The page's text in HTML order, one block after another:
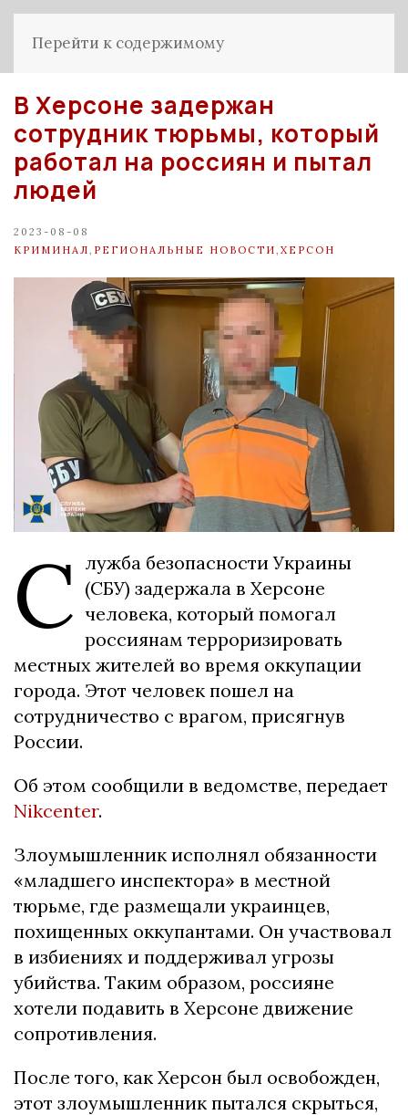
Перейти к содержимому
В Херсоне задержан
сотрудник тюрьмы, который
работал на россиян и пытал
людей
2023-08-08
КРИМИНАЛ РЕГИОНАЛЬНЫЕ НОВОСТИ ХЕРСОН
С лужба безопасности Украины
(СБУ) задержала в Херсоне
человека, который помогал
россиянам терроризировать
местных жителей во время оккупации
города. Этот человек пошел на
сотрудничество с врагом, присягнув
России.
Об этом сообщили в ведомстве, передает
Nikcenter.
Злоумышленник исполнял обязанности
«младшего инспектора» в местной
тюрьме, где размещали украинцев,
похищенных оккупантами. Он участвовал
в избиениях и поддерживал угрозы
убийства. Таким образом, россияне
хотели подавить в Херсоне движение
сопротивления.
После того, как Херсон был освобожден,
этот злоумышленник пытался скрыться,